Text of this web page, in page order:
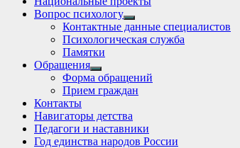
Вопрос психологу
Show
sub
menu
Контактные данные специалистов
Психологическая служба
Памятки
Обращения
Show
sub
menu
Форма обращений
Прием граждан
Контакты
Навигаторы детства
Педагоги и наставники
Год единства народов России